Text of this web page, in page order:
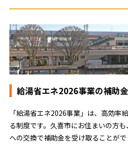
給湯省エネ2026事業の補助金
「給湯省エネ2026事業」は、高効率
る制度です。久喜市にお住まいの方
への交換で補助金を受け取ることがで